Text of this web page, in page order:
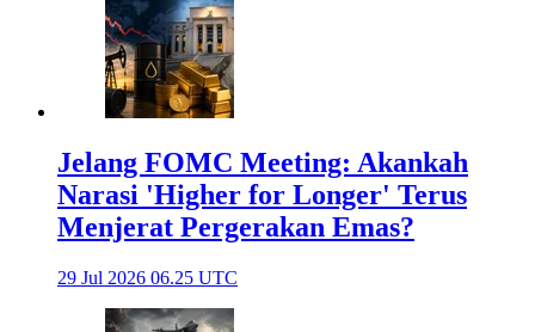
Jelang FOMC Meeting: Akankah
Narasi 'Higher for Longer' Terus
Menjerat Pergerakan Emas?
29 Jul 2026 06.25 UTC